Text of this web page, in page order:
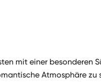
mit einer besonderen
Atmosphäre